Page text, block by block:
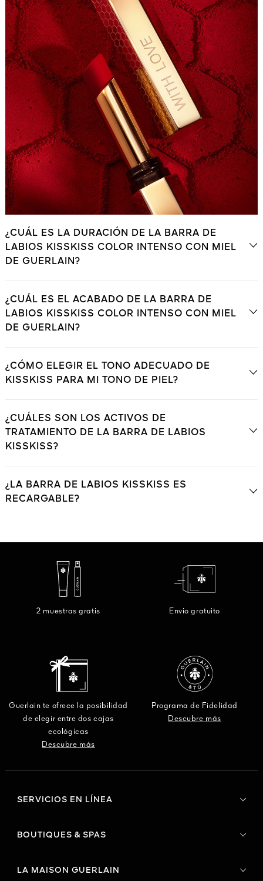
¿CUÁL ES LA DURACIÓN DE LA BARRA DE
LABIOS KISSKISS COLOR INTENSO CON MIEL
DE GUERLAIN?
¿CUÁL ES EL ACABADO DE LA BARRA DE
LABIOS KISSKISS COLOR INTENSO CON MIEL
DE GUERLAIN?
¿CÓMO ELEGIR EL TONO ADECUADO DE
KISSKISS PARA MI TONO DE PIEL?
¿CUÁLES SON LOS ACTIVOS DE
TRATAMIENTO DE LA BARRA DE LABIOS
KISSKISS?
¿LA BARRA DE LABIOS KISSKISS ES
RECARGABLE?
2 muestras gratis Envio gratuito
Guerlain te ofrece la posibilidad
de elegir entre dos cajas
ecológicas
Descubre más
Programa de Fidelidad
Descubre más
SERVICIOS EN LÍNEA
BOUTIQUES & SPAS
LA MAISON GUERLAIN